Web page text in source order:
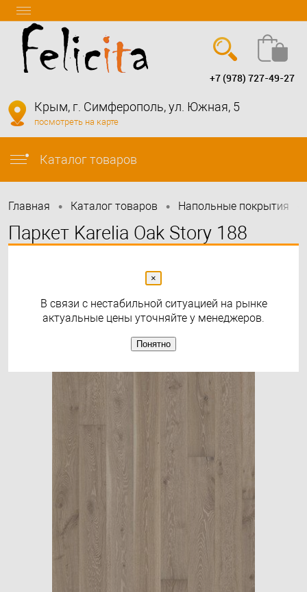
info@felicita-crimea.ru
+7 (978) 727-49-27
Крым, г. Симферополь, ул. Южная, 5
посмотреть на карте
Каталог товаров
Главная • Каталог товаров • Напольные покрытия
Паркет Karelia Oak Story 188
×
В связи с нестабильной ситуацией на рынке
актуальные цены уточняйте у менеджеров.
Понятно